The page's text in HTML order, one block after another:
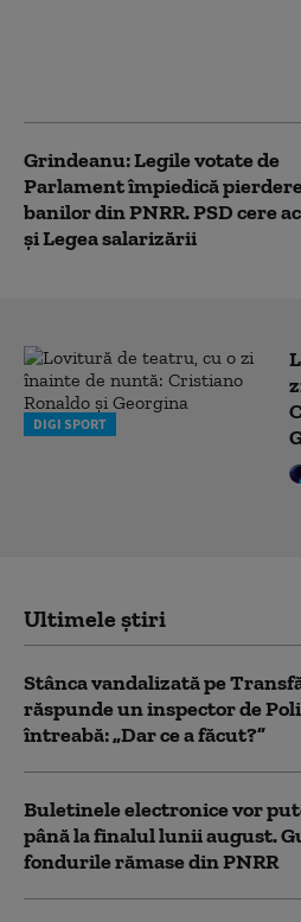
Grindeanu: Legile votate de
Parlament împiedică
banilor din PNRR. PSD cere
și Legea salarizării
DIGI SPORT
Ultimele știri
Stânca vandalizată pe
răspunde un inspector de
întreabă: „Dar ce a făcut?”
Buletinele electronice vor
până la finalul lunii august.
fondurile rămase din PNRR